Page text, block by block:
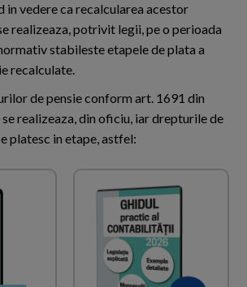
in vedere ca recalcularea acestor
realizeaza, potrivit legii, pe o perioada
stabileste etapele de plata a
recalculate.
de pensie conform art. 1691 din
realizeaza, din oficiu, iar drepturile de
platesc in etape, astfel: